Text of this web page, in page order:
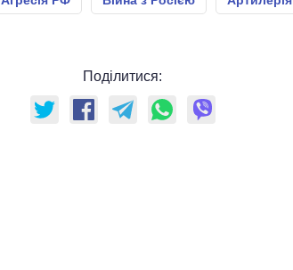
Поділитися: